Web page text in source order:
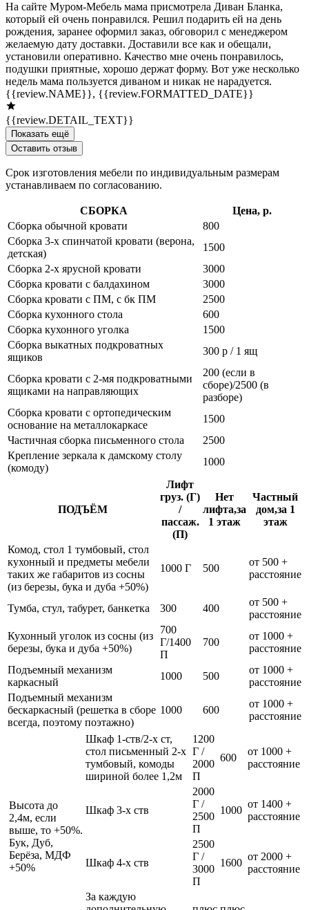
На сайте Муром-Мебель мама присмотрела Диван Бланка,
который ей очень понравился. Решил подарить ей на день
рождения, заранее оформил заказ, обговорил с менеджером
желаемую дату доставки. Доставили все как и обещали,
установили оперативно. Качество мне очень понравилось,
подушки приятные, хорошо держат форму. Вот уже несколько
недель мама пользуется диваном и никак не нарадуется.
{{review.NAME}}, {{review.FORMATTED_DATE}}
{{review.DETAIL_TEXT}}
Показать ещё
Оставить отзыв
Срок изготовления мебели по индивидуальным размерам
устанавливаем по согласованию.
СБОРКА
Цена, р.
Сборка обычной кровати
800
Сборка 3-х спинчатой кровати (верона,
детская)
1500
Сборка 2-х ярусной кровати
3000
Сборка кровати с балдахином
3000
Сборка кровати с ПМ, с бк ПМ
2500
Сборка кухонного стола
600
Сборка кухонного уголка
1500
Сборка выкатных подкроватных
ящиков
300 р / 1 ящ
Сборка кровати с 2-мя подкроватными
ящиками на направляющих
200 (если в
сборе)/2500 (в
разборе)
Сборка кровати с ортопедическим
основание на металлокаркасе
1500
Частичная сборка письменного стола
2500
Крепление зеркала к дамскому столу
(комоду)
1000
ПОДЪЁМ
Лифт
груз. (Г)
/
пассаж.
(П)
Нет
лифта,за
1 этаж
Частный
дом,за 1
этаж
Комод, стол 1 тумбовый, стол
кухонный и предметы мебели
таких же габаритов из сосны
(из березы, бука и дуба +50%)
1000 Г 500
от 500 +
расстояние
Тумба, стул, табурет, банкетка 300 400
от 500 +
расстояние
Кухонный уголок из сосны (из
березы, бука и дуба +50%)
700
Г/1400
П
700
от 1000 +
расстояние
Подъемный механизм
каркасный
1000 500
от 1000 +
расстояние
Подъемный механизм
бескаркасный (решетка в сборе
всегда, поэтому поэтажно)
1000 600
от 1000 +
расстояние
Высота до
2,4м, если
выше, то +50%.
Бук, Дуб,
Берёза, МДФ
+50%
Шкаф 1-ств/2-х ст,
стол письменный 2-х
тумбовый, комоды
шириной более 1,2м
1200
Г /
2000
П
600
от 1000 +
расстояние
Шкаф 3-х ств
2000
Г /
2500
П
1000
от 1400 +
расстояние
Шкаф 4-х ств
2500
Г /
3000
П
1600
от 2000 +
расстояние
За каждую